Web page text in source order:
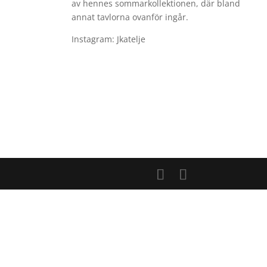
av hennes sommarkollektionen, där bland
annat tavlorna ovanför ingår.
Instagram: Jkatelje